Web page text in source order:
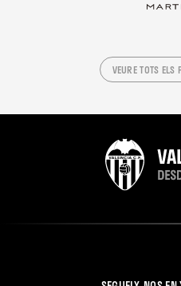
VEURE TOTS ELS